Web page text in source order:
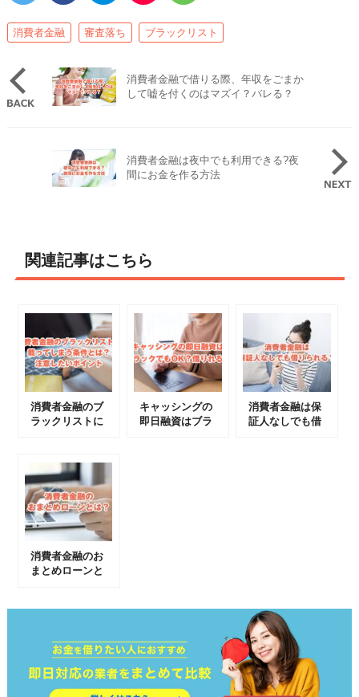
消費者金融 審査落ち ブラックリスト
消費者金融で借りる際、年収をごまか
して嘘を付くのはマズイ？バレる？
消費者金融は夜中でも利用できる?夜
間にお金を作る方法
関連記事はこちら
消費者金融のブ
ラックリストに
たいポイント
キャッシングの
即日融資はブラ
消費者金融は保
証人なしでも借
消費者金融のお
まとめローンと